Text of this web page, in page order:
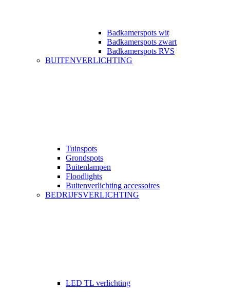
Badkamerspots wit
Badkamerspots zwart
Badkamerspots RVS
BUITENVERLICHTING
Tuinspots
Grondspots
Buitenlampen
Floodlights
Buitenverlichting accessoires
BEDRIJFSVERLICHTING
LED TL verlichting